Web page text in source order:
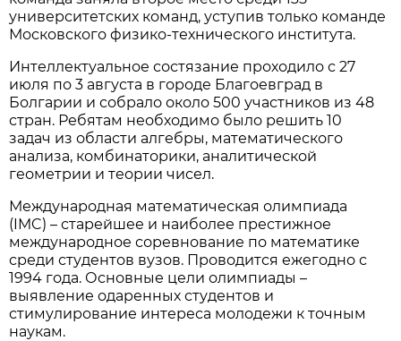
университетских команд, уступив только команде
Московского физико-технического института.
Интеллектуальное состязание проходило с 27
июля по 3 августа в городе Благоевград в
Болгарии и собрало около 500 участников из 48
стран. Ребятам необходимо было решить 10
задач из области алгебры, математического
анализа, комбинаторики, аналитической
геометрии и теории чисел.
Международная математическая олимпиада
(IMC) – старейшее и наиболее престижное
международное соревнование по математике
среди студентов вузов. Проводится ежегодно с
1994 года. Основные цели олимпиады –
выявление одаренных студентов и
стимулирование интереса молодежи к точным
наукам.